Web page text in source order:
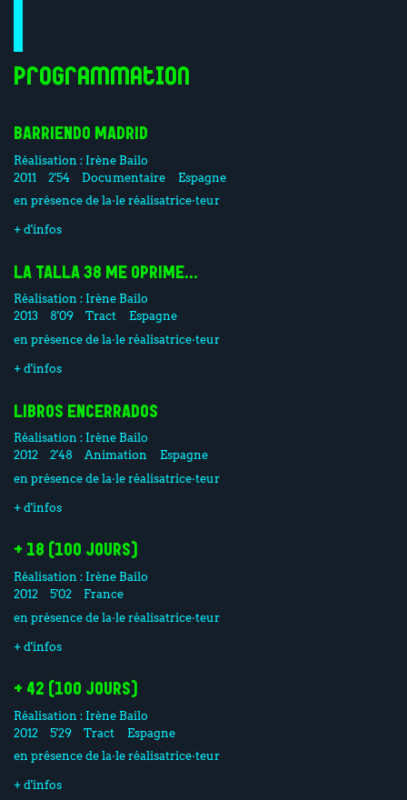
Programmation
BARRIENDO MADRID
Réalisation : Irène Bailo
2011
2'54 Documentaire
Espagne
en présence de la·le réalisatrice·teur
+ d'infos
LA TALLA 38 ME OPRIME...
Réalisation : Irène Bailo
2013
8'09 Tract
Espagne
en présence de la·le réalisatrice·teur
+ d'infos
LIBROS ENCERRADOS
Réalisation : Irène Bailo
2012
2'48 Animation
Espagne
en présence de la·le réalisatrice·teur
+ d'infos
+ 18 (100 JOURS)
Réalisation : Irène Bailo
2012
5'02
France
en présence de la·le réalisatrice·teur
+ d'infos
+ 42 (100 JOURS)
Réalisation : Irène Bailo
2012
5'29 Tract
Espagne
en présence de la·le réalisatrice·teur
+ d'infos